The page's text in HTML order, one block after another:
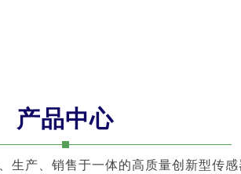
产品中心
生产、销售于一体的高质量创新型传